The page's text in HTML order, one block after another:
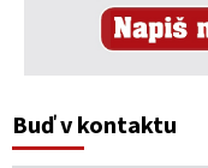
Buď v kontaktu